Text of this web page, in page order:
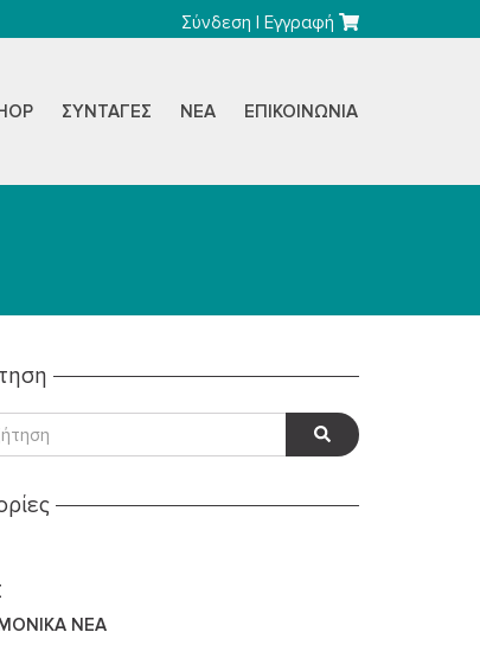
Σύνδεση |Εγγραφή
ΣΥΝΤΑΓΈΣ ΝΈΑ ΕΠΙΚΟΙΝΩΝΊΑ
ΝΈΑ